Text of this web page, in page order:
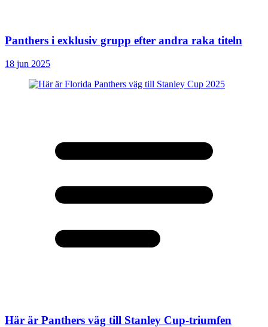
Panthers i exklusiv grupp efter andra raka titeln
18 jun 2025
Här är Panthers väg till Stanley Cup-triumfen